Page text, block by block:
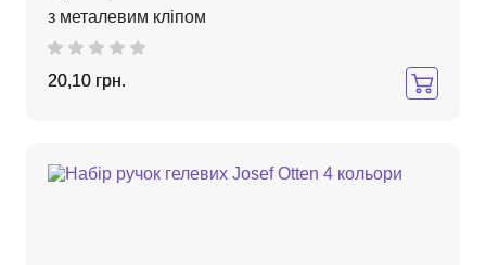
з металевим кліпом
20,10 грн.